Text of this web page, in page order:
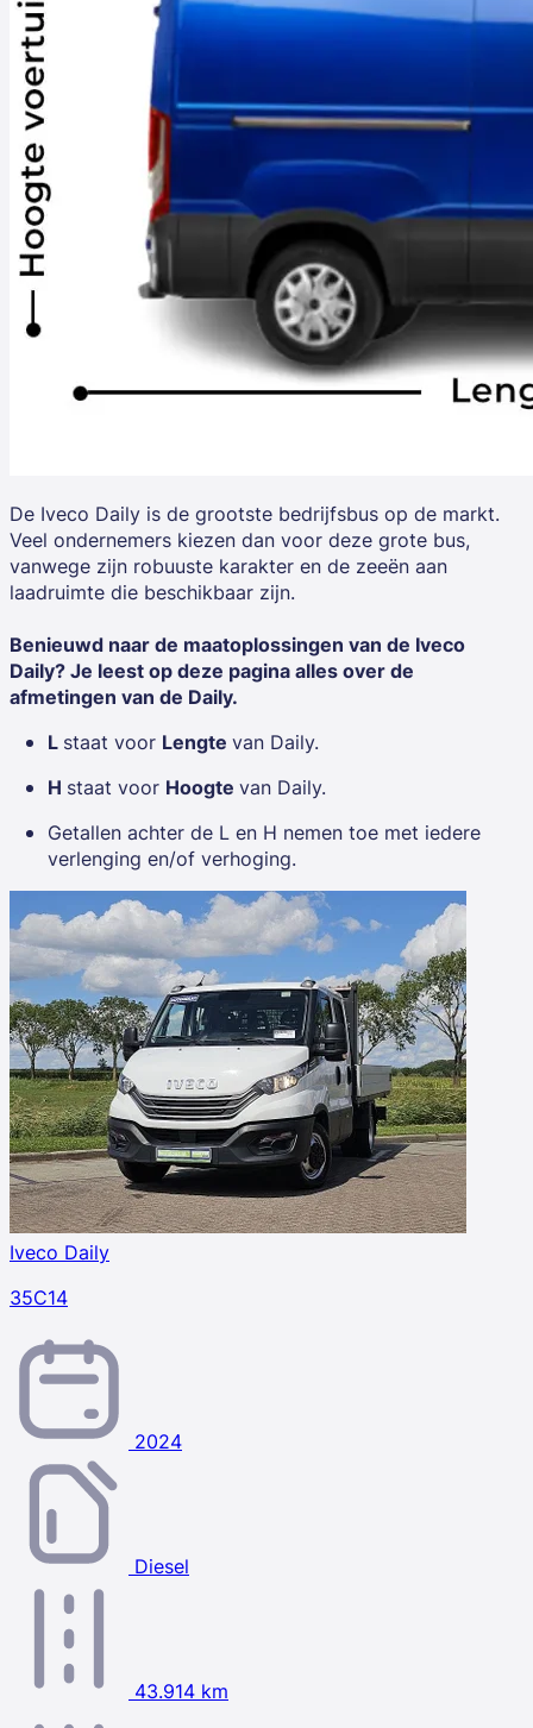
De Iveco Daily is de grootste bedrijfsbus op de markt.
Veel ondernemers kiezen dan voor deze grote bus,
vanwege zijn robuuste karakter en de zeeën aan
laadruimte die beschikbaar zijn.
Benieuwd naar de maatoplossingen van de Iveco
Daily? Je leest op deze pagina alles over de
afmetingen van de Daily.
L staat voor Lengte van Daily.
H staat voor Hoogte van Daily.
Getallen achter de L en H nemen toe met iedere
verlenging en/of verhoging.
Iveco Daily
35C14
2024
Diesel
43.914 km